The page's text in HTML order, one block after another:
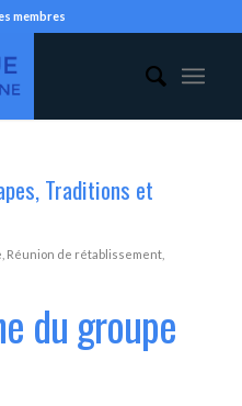
membres
Traditions et
Réunion de rétablissement,
du groupe